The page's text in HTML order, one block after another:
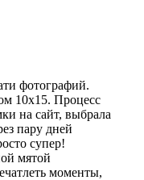
фотографий.
10х15. Процесс
на сайт, выбрала
пару дней
супер!
мятой
моменты,